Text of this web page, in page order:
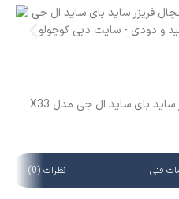
فنی نظرات (0)